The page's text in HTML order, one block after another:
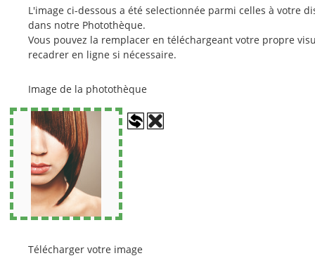
L'image ci-dessous a été selectionnée parmi celles à votre
dans notre Photothèque.
Vous pouvez la remplacer en téléchargeant votre propre
recadrer en ligne si nécessaire.
Image de la photothèque
Télécharger votre image